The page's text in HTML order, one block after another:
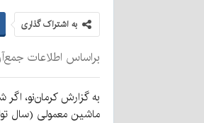
به اشتراک گذاری
براساس اطلاعات جمع‌آوری شده از
به گزارش کرمان‌نو،
ماشین معمولی (سال تولید از ۹۰ به بالا) از ۲۰۰